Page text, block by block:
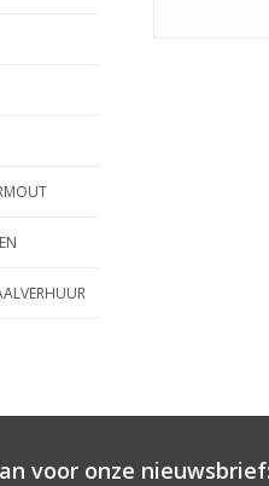
voor onze nieuwsbrief: